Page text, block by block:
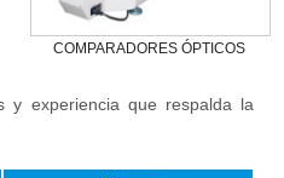
COMPARADORES ÓPTICOS
y experiencia que respalda la